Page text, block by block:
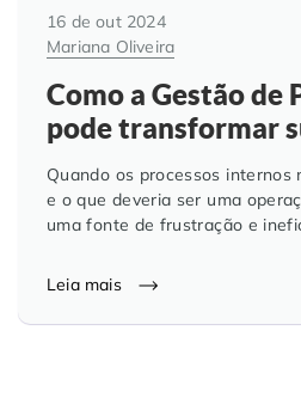
16 de out 2024
Mariana Oliveira
Como a Gestão de
pode transformar
Quando os processos internos
e o que deveria ser uma
uma fonte de frustração e
Leia mais